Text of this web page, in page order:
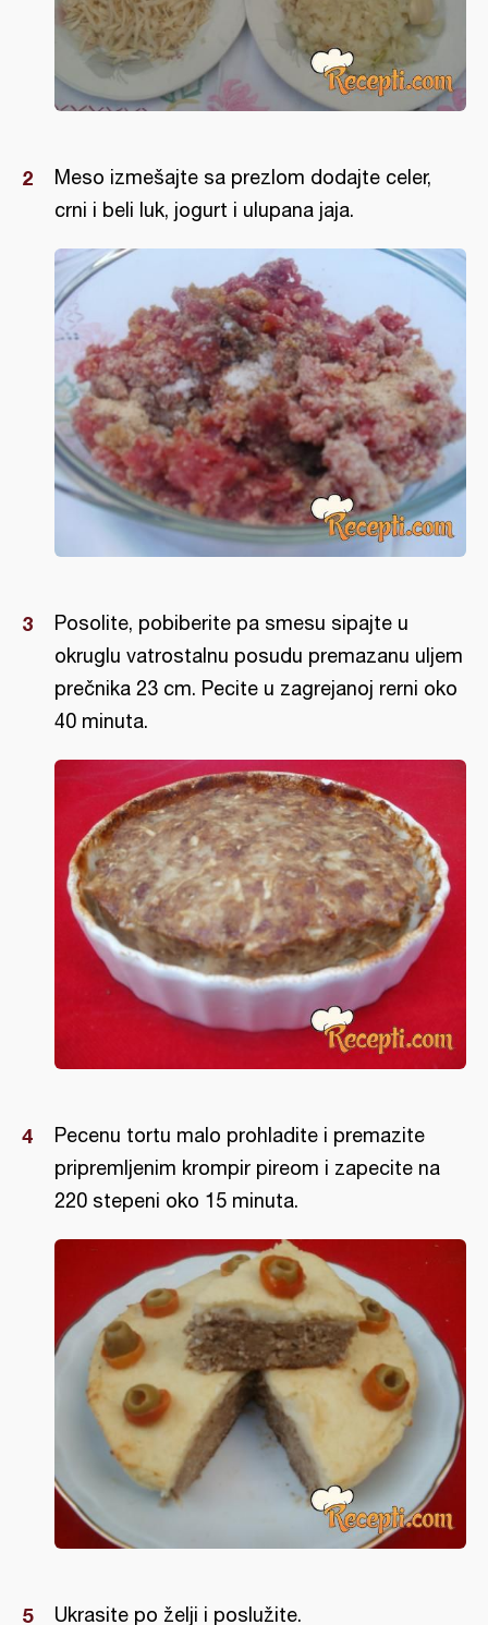
Meso izmešajte sa prezlom dodajte celer,
crni i beli luk, jogurt i ulupana jaja.
Posolite, pobiberite pa smesu sipajte u
okruglu vatrostalnu posudu premazanu uljem
prečnika 23 cm. Pecite u zagrejanoj rerni oko
40 minuta.
Pecenu tortu malo prohladite i premazite
pripremljenim krompir pireom i zapecite na
220 stepeni oko 15 minuta.
Ukrasite po želji i poslužite.